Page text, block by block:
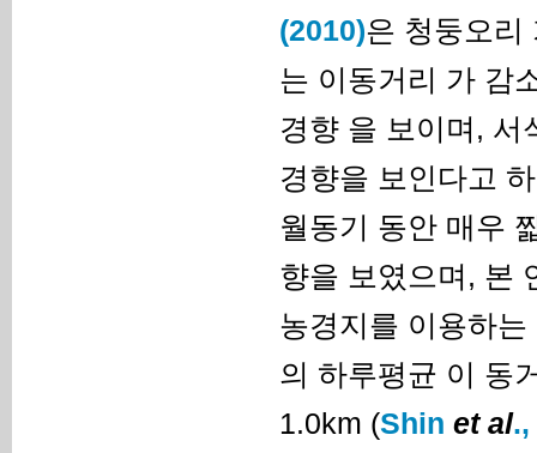
(2010)은 청둥오리
는 이동거리 가 감
경향 을 보이며, 서
경향을 보인다고
월동기 동안 매우
향을 보였으며, 본
농경지를 이용하
의 하루평균 이 동
1.0km (Shin et al.,